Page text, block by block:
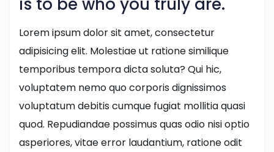
Lorem ipsum dolor sit amet, consectetur
adipisicing elit. Molestiae ut ratione similique
temporibus tempora dicta soluta? Qui hic,
voluptatem nemo quo corporis dignissimos
voluptatum debitis cumque fugiat mollitia quasi
quod. Repudiandae possimus quas odio nisi optio
asperiores, vitae error laudantium, ratione odit